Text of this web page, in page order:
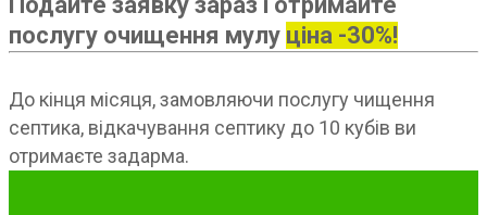
послугу очищення мулу ціна -30%!
До кінця місяця, замовляючи послугу чищення
септика, відкачування септику до 10 кубів ви
отримаєте задарма.